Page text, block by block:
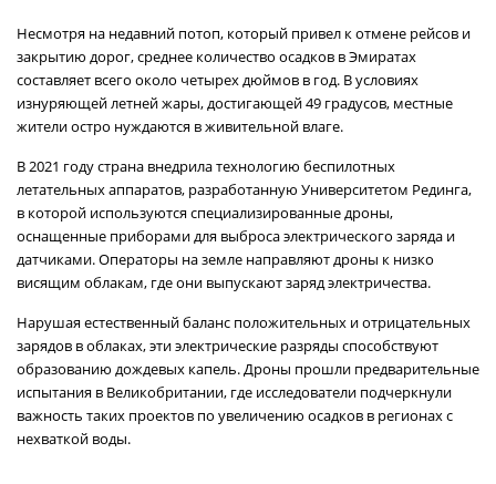
Несмотря на недавний потоп, который привел к отмене рейсов и
закрытию дорог, среднее количество осадков в Эмиратах
составляет всего около четырех дюймов в год. В условиях
изнуряющей летней жары, достигающей 49 градусов, местные
жители остро нуждаются в живительной влаге.
В 2021 году страна внедрила технологию беспилотных
летательных аппаратов, разработанную Университетом Рединга,
в которой используются специализированные дроны,
оснащенные приборами для выброса электрического заряда и
датчиками. Операторы на земле направляют дроны к низко
висящим облакам, где они выпускают заряд электричества.
Нарушая естественный баланс положительных и отрицательных
зарядов в облаках, эти электрические разряды способствуют
образованию дождевых капель. Дроны прошли предварительные
испытания в Великобритании, где исследователи подчеркнули
важность таких проектов по увеличению осадков в регионах с
нехваткой воды.